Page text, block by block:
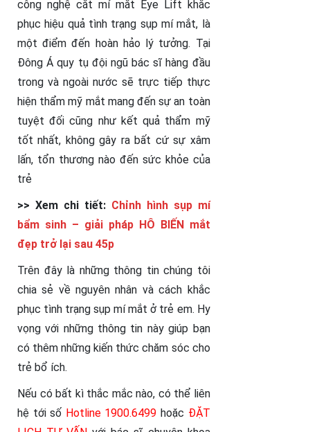
công nghệ cắt mí mắt Eye Lift khắc
phục hiệu quả tình trạng sụp mí mắt, là
một điểm đến hoàn hảo lý tưởng. Tại
Đông Á quy tụ đội ngũ bác sĩ hàng đầu
trong và ngoài nước sẽ trực tiếp thực
hiện thẩm mỹ mắt mang đến sự an toàn
tuyệt đối cũng như kết quả thẩm mỹ
tốt nhất, không gây ra bất cứ sự xâm
lấn, tổn thương nào đến sức khỏe của
trẻ
>> Xem chi tiết: Chỉnh hình sụp mí
bẩm sinh – giải pháp HÔ BIẾN mắt
đẹp trở lại sau 45p
Trên đây là những thông tin chúng tôi
chia sẻ về nguyên nhân và cách khắc
phục tình trạng sụp mí mắt ở trẻ em. Hy
vọng với những thông tin này giúp bạn
có thêm những kiến thức chăm sóc cho
trẻ bổ ích.
Nếu có bất kì thắc mắc nào, có thể liên
hệ tới số Hotline 1900.6499 hoặc ĐẶT